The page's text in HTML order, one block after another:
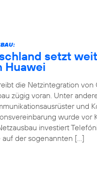
setzt
Huawei
die Netzintegration von
zügig voran. Unter
und
wurde vor
investiert
der sogenannten […]